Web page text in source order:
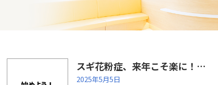
スギ花粉症、来年こそ楽に！これからが始めどきの舌下免疫療法
2025年5月5日